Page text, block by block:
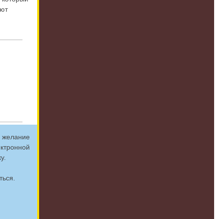
желание